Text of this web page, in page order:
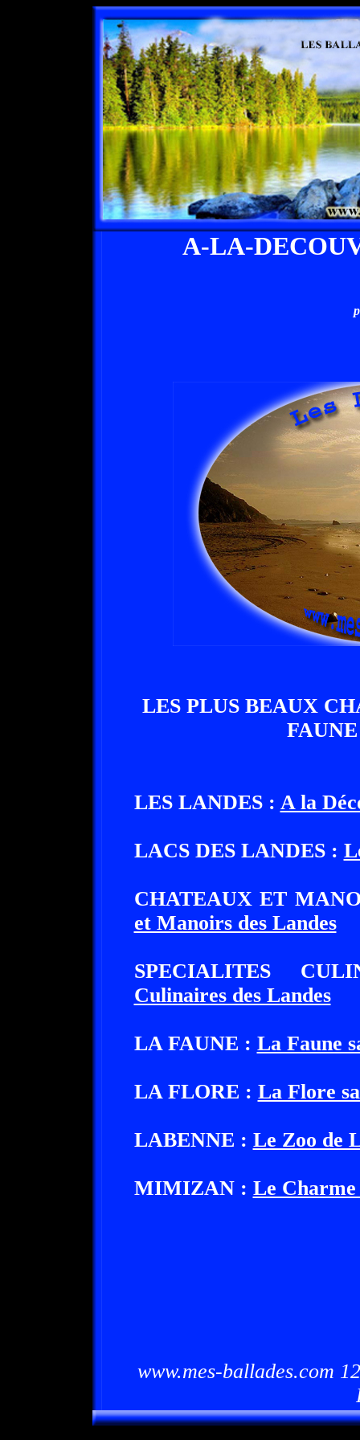
A-LA-
LES PLUS BEAUX
LES LANDES : A la
LACS DES LANDES :
CHATEAUX ET
et Manoirs des Landes
SPECIALITES
Culinaires des Landes
LA FAUNE : La Faune
LA FLORE : La Flore
LABENNE : Le Zoo de
MIMIZAN : Le
www.mes-ballades.com